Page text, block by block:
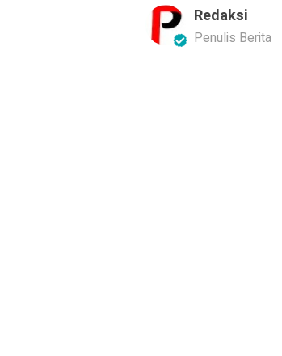
Redaksi
Penulis Berita